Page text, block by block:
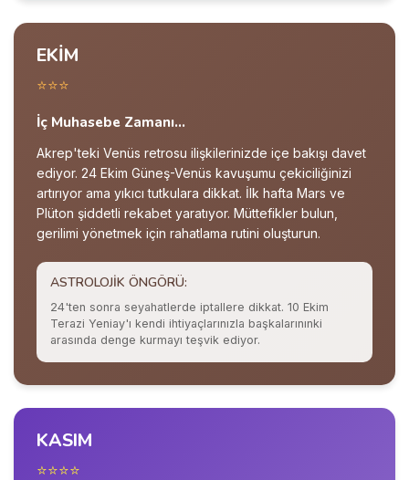
EKİM
⭐⭐⭐
İç Muhasebe Zamanı...
Akrep'teki Venüs retrosu ilişkilerinizde içe bakışı davet
ediyor. 24 Ekim Güneş-Venüs kavuşumu çekiciliğinizi
artırıyor ama yıkıcı tutkulara dikkat. İlk hafta Mars ve
Plüton şiddetli rekabet yaratıyor. Müttefikler bulun,
gerilimi yönetmek için rahatlama rutini oluşturun.
ASTROLOJIK ÖNGÖRÜ:
24'ten sonra seyahatlerde iptallere dikkat. 10 Ekim
Terazi Yeniay'ı kendi ihtiyaçlarınızla başkalarınınki
arasında denge kurmayı teşvik ediyor.
KASIM
⭐⭐⭐⭐